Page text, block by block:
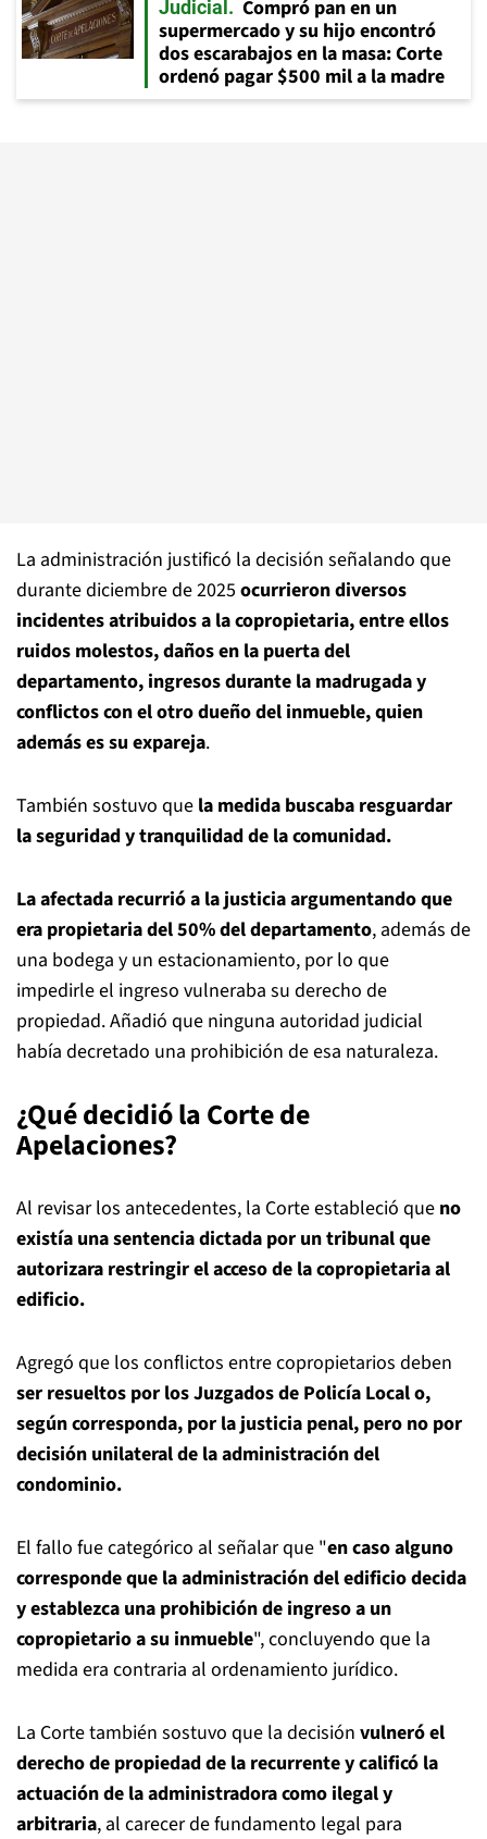
Judicial
Compró pan en un
supermercado y su hijo encontró
dos escarabajos en la masa: Corte
ordenó pagar $500 mil a la madre
La administración justificó la decisión señalando que
durante diciembre de 2025 ocurrieron diversos
incidentes atribuidos a la copropietaria, entre ellos
ruidos molestos, daños en la puerta del
departamento, ingresos durante la madrugada y
conflictos con el otro dueño del inmueble, quien
además es su expareja.
También sostuvo que la medida buscaba resguardar
la seguridad y tranquilidad de la comunidad.
La afectada recurrió a la justicia argumentando que
era propietaria del 50% del departamento, además de
una bodega y un estacionamiento, por lo que
impedirle el ingreso vulneraba su derecho de
propiedad. Añadió que ninguna autoridad judicial
había decretado una prohibición de esa naturaleza.
¿Qué decidió la Corte de
Apelaciones?
Al revisar los antecedentes, la Corte estableció que no
existía una sentencia dictada por un tribunal que
autorizara restringir el acceso de la copropietaria al
edificio.
Agregó que los conflictos entre copropietarios deben
ser resueltos por los Juzgados de Policía Local o,
según corresponda, por la justicia penal, pero no por
decisión unilateral de la administración del
condominio.
El fallo fue categórico al señalar que "en caso alguno
corresponde que la administración del edificio decida
y establezca una prohibición de ingreso a un
copropietario a su inmueble", concluyendo que la
medida era contraria al ordenamiento jurídico.
La Corte también sostuvo que la decisión vulneró el
derecho de propiedad de la recurrente y calificó la
actuación de la administradora como ilegal y
arbitraria, al carecer de fundamento legal para